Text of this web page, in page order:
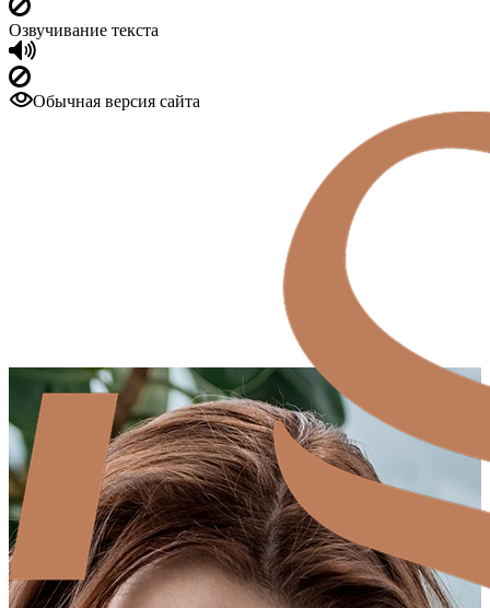
Озвучивание текста
Обычная версия сайта